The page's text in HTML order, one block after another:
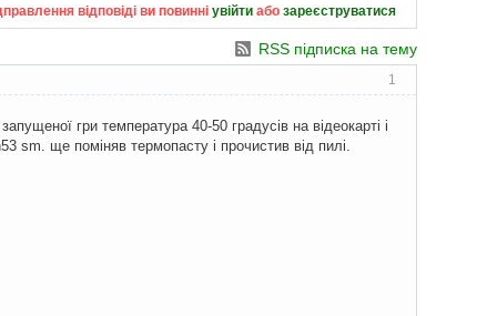
відповіді ви повинні увійти або зареєструватися
RSS підписка на тему
1
гри температура 40-50 градусів на відеокарті і
sm. ще поміняв термопасту і прочистив від пилі.